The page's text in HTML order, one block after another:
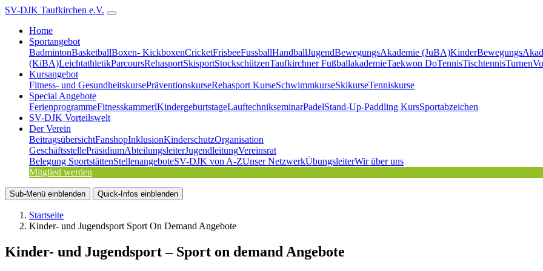
SV-DJK Taufkirchen e.V.
Home
Sportangebot
BadmintonBasketballBoxen- KickboxenCricketFrisbeeFussballHandballJugendBewegungsAkademie (JuBA)
(KiBA)LeichtathletikParcoursRehasportSkisportStockschützenTaufkirchner FußballakademieTaekwon DoTennisTischtennisTurnen
Kursangebot
Fitness- und GesundheitskursePräventionskurseRehasport KurseSchwimmkurseSkikurseTenniskurse
Special Angebote
FerienprogrammeFitnesskammerlKindergeburtstageLauftechnikseminarPadelStand-Up-Paddling KursSportabzeichen
SV-DJK Vorteilswelt
Der Verein
BeitragsübersichtFanshopInklusionKinderschutzOrganisation
GeschäftsstellePräsidiumAbteilungsleiterJugendleitungVereinsrat
Belegung SportstättenStellenangeboteSV-DJK von A-ZUnser NetzwerkÜbungsleiterWir über uns
Mitglied werden
Sub-Menü einblenden Quick-Infos einblenden
Startseite
Kinder- und Jugendsport Sport On Demand Angebote
Kinder- und Jugendsport – Sport on demand Angebote